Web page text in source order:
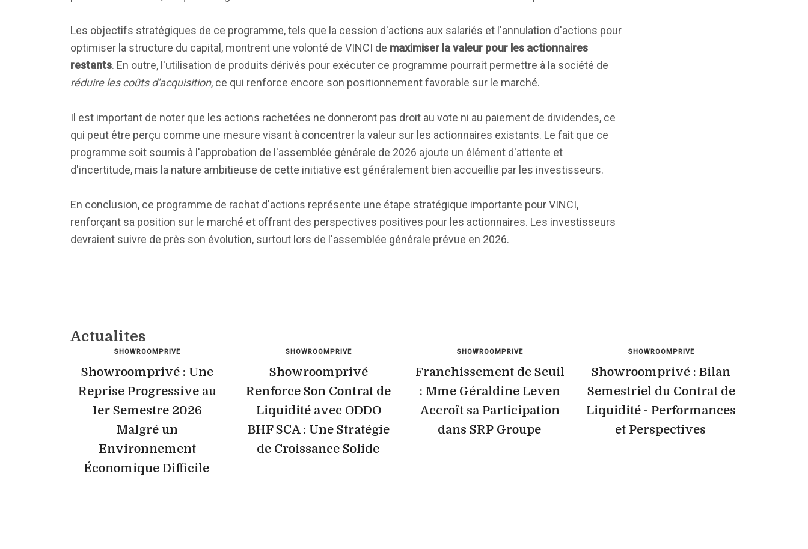
Les objectifs stratégiques de ce programme, tels que la cession d'actions aux salariés et l'annulation d'actions pour
optimiser la structure du capital, montrent une volonté de VINCI de maximiser la valeur pour les actionnaires
restants. En outre, l'utilisation de produits dérivés pour exécuter ce programme pourrait permettre à la société de
réduire les coûts d'acquisition, ce qui renforce encore son positionnement favorable sur le marché.
Il est important de noter que les actions rachetées ne donneront pas droit au vote ni au paiement de dividendes, ce
qui peut être perçu comme une mesure visant à concentrer la valeur sur les actionnaires existants. Le fait que ce
programme soit soumis à l'approbation de l'assemblée générale de 2026 ajoute un élément d'attente et
d'incertitude, mais la nature ambitieuse de cette initiative est généralement bien accueillie par les investisseurs.
En conclusion, ce programme de rachat d'actions représente une étape stratégique importante pour VINCI,
renforçant sa position sur le marché et offrant des perspectives positives pour les actionnaires. Les investisseurs
devraient suivre de près son évolution, surtout lors de l'assemblée générale prévue en 2026.
Actualites
SHOWROOMPRIVE
Showroomprivé : Une
Reprise Progressive au
1er Semestre 2026
Malgré un
Environnement
Économique Difficile
SHOWROOMPRIVE
Showroomprivé
Renforce Son Contrat de
Liquidité avec ODDO
BHF SCA : Une Stratégie
de Croissance Solide
SHOWROOMPRIVE
Franchissement de Seuil
: Mme Géraldine Leven
Accroît sa Participation
dans SRP Groupe
SHOWROOMPRIVE
Showroomprivé : Bilan
Semestriel du Contrat de
Liquidité - Performances
et Perspectives